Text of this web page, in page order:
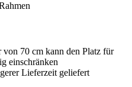
70 cm kann den Platz für
einschränken
Lieferzeit geliefert